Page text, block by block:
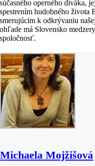
súčasného operného diváka,
spestrením hudobného života
smerujúcim k odkrývaniu
ohľade má Slovensko
spoločnosť.
Michaela Mojžišová